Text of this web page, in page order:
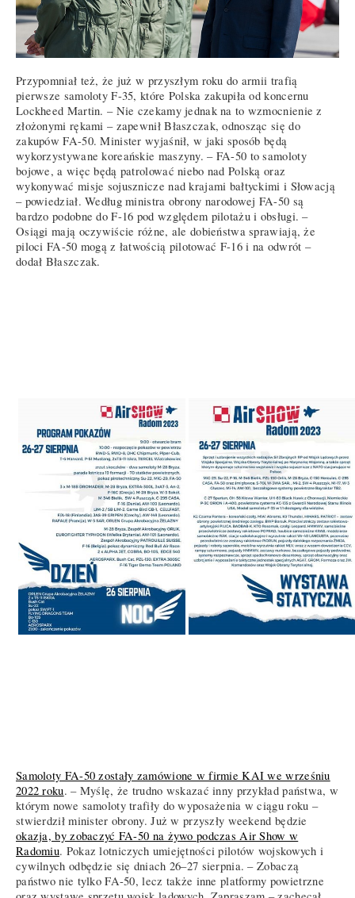
Przypomniał też, że już w przyszłym roku do armii trafią
pierwsze samoloty F-35, które Polska zakupiła od koncernu
Lockheed Martin. – Nie czekamy jednak na to wzmocnienie z
złożonymi rękami – zapewnił Błaszczak, odnosząc się do
zakupów FA-50. Minister wyjaśnił, w jaki sposób będą
wykorzystywane koreańskie maszyny. – FA-50 to samoloty
bojowe, a więc będą patrolować niebo nad Polską oraz
wykonywać misje sojusznicze nad krajami bałtyckimi i Słowacją
– powiedział. Według ministra obrony narodowej FA-50 są
bardzo podobne do F-16 pod względem pilotażu i obsługi. –
Osiągi mają oczywiście różne, ale dobieństwa sprawiają, że
piloci FA-50 mogą z łatwością pilotować F-16 i na odwrót –
dodał Błaszczak.
Samoloty FA-50 zostały zamówione w firmie KAI we wrześniu
2022 roku. – Myślę, że trudno wskazać inny przykład państwa, w
którym nowe samoloty trafiły do wyposażenia w ciągu roku –
stwierdził minister obrony. Już w przyszły weekend będzie
okazja, by zobaczyć FA-50 na żywo podczas Air Show w
Radomiu. Pokaz lotniczych umiejętności pilotów wojskowych i
cywilnych odbędzie się dniach 26–27 sierpnia. – Zobaczą
państwo nie tylko FA-50, lecz także inne platformy powietrzne